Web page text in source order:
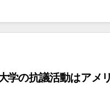
学の抗議活動はアメ